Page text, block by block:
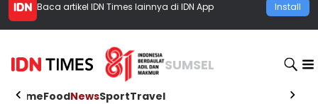
Baca artikel IDN Times lainnya di IDN App Install
SUMSEL
HomeFoodNewsSportTravel